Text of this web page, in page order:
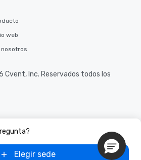
Elegir sede
web
nosotros
Inc. Reservados todos los